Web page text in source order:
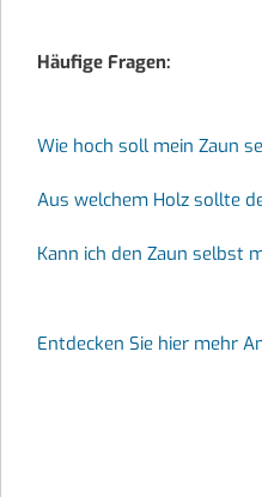
Häufige Fragen:
Wie hoch soll mein Zaun
Aus welchem Holz sollte
Kann ich den Zaun selbst
Entdecken Sie hier mehr